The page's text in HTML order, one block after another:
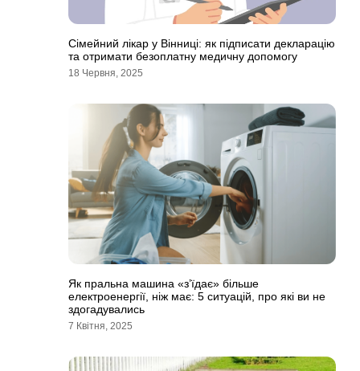
Сімейний лікар у Вінниці: як підписати декларацію
та отримати безоплатну медичну допомогу
18 Червня, 2025
Як пральна машина «з’їдає» більше
електроенергії, ніж має: 5 ситуацій, про які ви не
здогадувались
7 Квітня, 2025